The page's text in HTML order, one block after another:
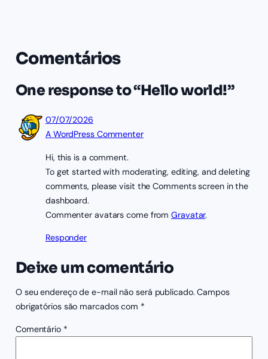
Comentários
One response to “Hello world!”
07/07/2026
A WordPress Commenter
Hi, this is a comment.
To get started with moderating, editing, and deleting
comments, please visit the Comments screen in the
dashboard.
Commenter avatars come fromGravatar.
Responder
Deixe um comentário
O seu endereço de e-mail não será publicado. Campos
obrigatórios são marcados com *
Comentário *